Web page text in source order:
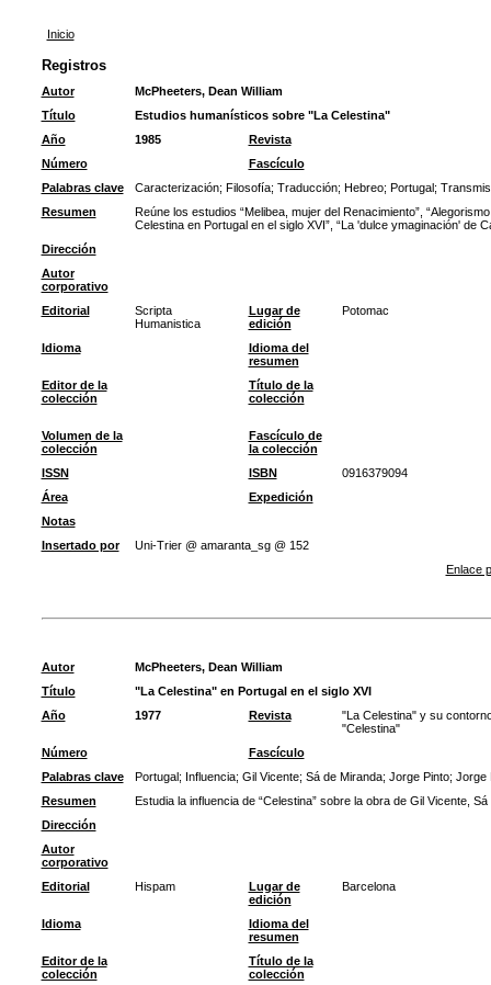
Inicio
Registros
Autor
McPheeters, Dean William
Título
Estudios humanísticos sobre "La Celestina"
Año
1985
Revista
Número
Fascículo
Palabras clave
Caracterización; Filosofía; Traducción; Hebreo; Portugal;
Resumen
Reúne los estudios “Melibea, mujer del Renacimiento”,
Celestina en Portugal en el siglo XVI”, “La 'dulce ymaginación' de
Dirección
Autor
corporativo
Editorial
Scripta
Humanistica
Lugar de
edición
Potomac
Idioma
Idioma del
resumen
Editor de la
colección
Título de la
colección
Volumen de la
colección
Fascículo de
la colección
ISSN
ISBN
0916379094
Área
Expedición
Notas
Insertado por
Uni-Trier @ amaranta_sg @ 152
Enlace
Autor
McPheeters, Dean William
Título
"La Celestina" en Portugal en el siglo XVI
Año
1977 Revista
"La Celestina" y su
"Celestina"
Número
Fascículo
Palabras clave
Portugal; Influencia; Gil Vicente; Sá de Miranda; Jorge Pinto; Jorge
Resumen
Estudia la influencia de “Celestina” sobre la obra de Gil Vicente,
Dirección
Autor
corporativo
Editorial
Hispam
Lugar de
edición
Barcelona
Idioma
Idioma del
resumen
Editor de la
colección
Título de la
colección